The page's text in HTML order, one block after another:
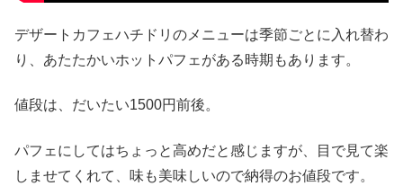
デザートカフェハチドリのメニューは季節ごとに入れ替わ
り、あたたかいホットパフェがある時期もあります。
値段は、だいたい1500円前後。
パフェにしてはちょっと高めだと感じますが、目で見て楽
しませてくれて、味も美味しいので納得のお値段です。